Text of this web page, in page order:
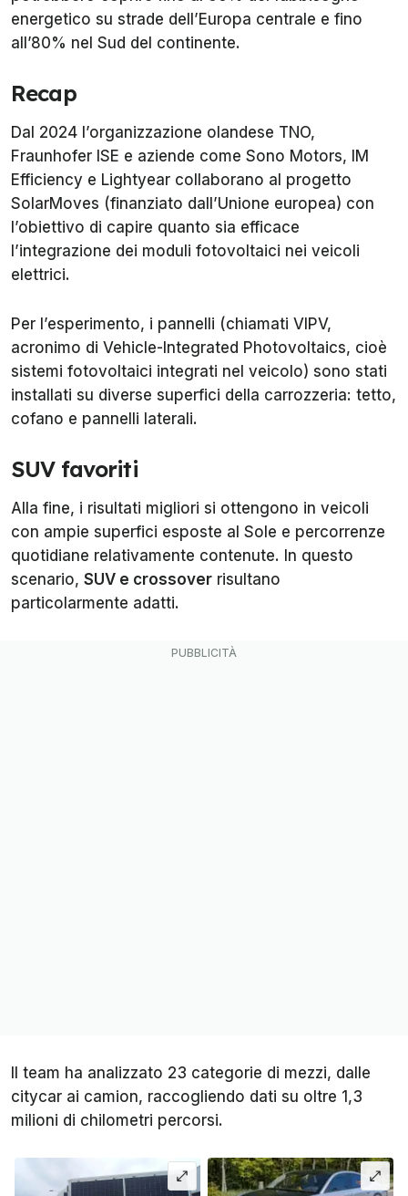
energetico su strade dell’Europa centrale e fino
all’80% nel Sud del continente.
Recap
Dal 2024 l’organizzazione olandese TNO,
Fraunhofer ISE e aziende come Sono Motors, IM
Efficiency e Lightyear collaborano al progetto
SolarMoves (finanziato dall’Unione europea) con
l’obiettivo di capire quanto sia efficace
l’integrazione dei moduli fotovoltaici nei veicoli
elettrici.
Per l’esperimento, i pannelli (chiamati VIPV,
acronimo di Vehicle-Integrated Photovoltaics, cioè
sistemi fotovoltaici integrati nel veicolo) sono stati
installati su diverse superfici della carrozzeria: tetto,
cofano e pannelli laterali.
SUV favoriti
Alla fine, i risultati migliori si ottengono in veicoli
con ampie superfici esposte al Sole e percorrenze
quotidiane relativamente contenute. In questo
scenario, SUV e crossover risultano
particolarmente adatti.
Il team ha analizzato 23 categorie di mezzi, dalle
citycar ai camion, raccogliendo dati su oltre 1,3
milioni di chilometri percorsi.